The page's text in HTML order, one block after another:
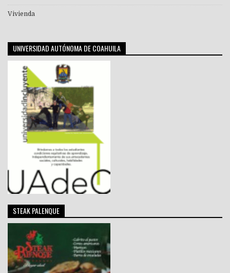
Vivienda
UNIVERSIDAD AUTÓNOMA DE COAHUILA
STEAK PALENQUE